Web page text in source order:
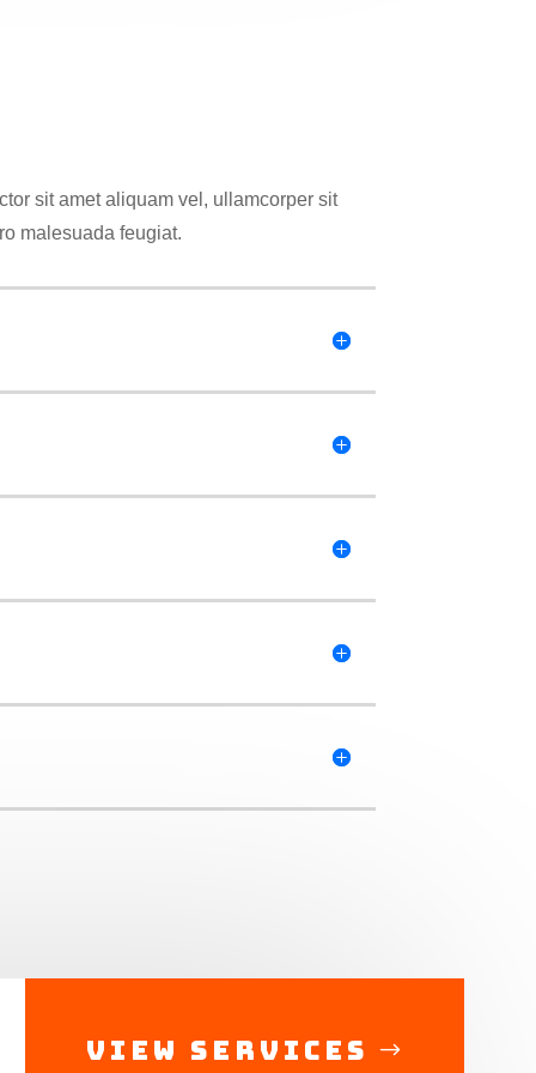
sit amet aliquam vel, ullamcorper sit
malesuada feugiat.
View Services